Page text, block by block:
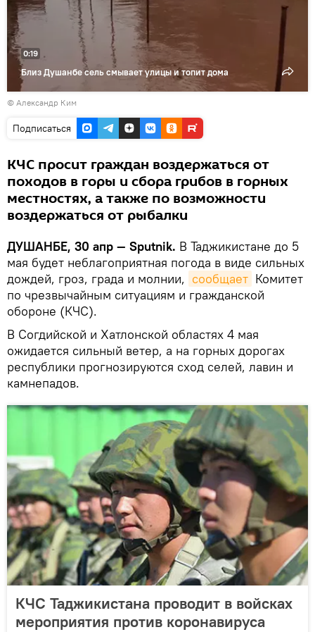
Близ Душанбе сель смывает улицы и топит дома
0:19
© Александр Ким
Подписаться
КЧС просит граждан воздержаться от
походов в горы и сбора грибов в горных
местностях, а также по возможности
воздержаться от рыбалки
ДУШАНБЕ, 30 апр — Sputnik. В Таджикистане до 5
мая будет неблагоприятная погода в виде сильных
дождей, гроз, града и молнии, сообщает Комитет
по чрезвычайным ситуациям и гражданской
обороне (КЧС).
В Согдийской и Хатлонской областях 4 мая
ожидается сильный ветер, а на горных дорогах
республики прогнозируются сход селей, лавин и
камнепадов.
КЧС Таджикистана проводит в войсках
мероприятия против коронавируса